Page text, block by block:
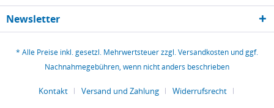
Newsletter
* Alle Preise inkl. gesetzl. Mehrwertsteuer zzgl.Versandkosten und ggf.
Nachnahmegebühren, wenn nicht anders beschrieben
Kontakt Versand und Zahlung
Widerrufsrecht